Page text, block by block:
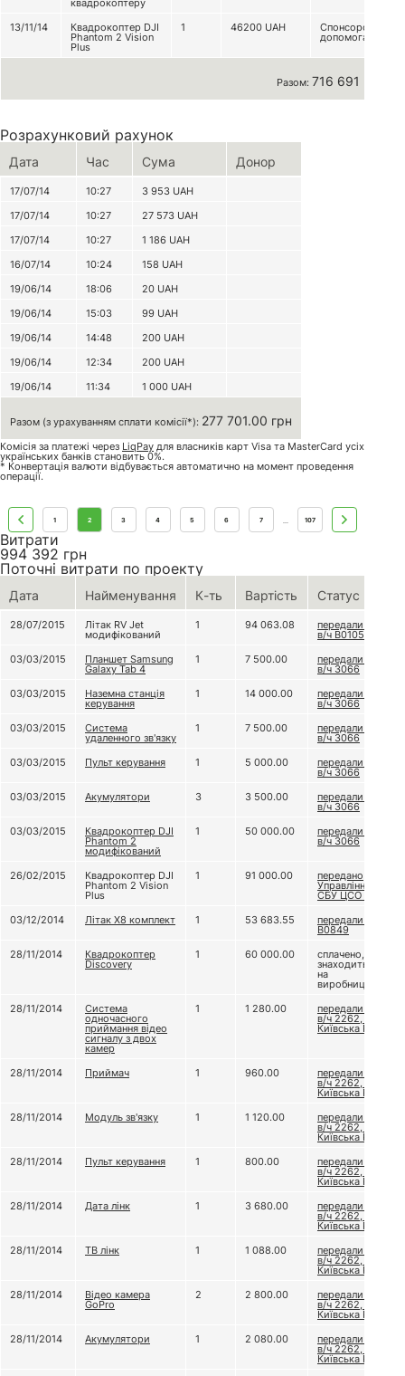
квадрокоптеру
13/11/14
Квадрокоптер DJI
Phantom 2 Vision
Plus
1 46200 UAH Спонсорська
допомога
Разом: 716 691 грн
Розрахунковий рахунок
Дата Час Сума Донор
17/07/14 10:27 3 953 UAH
17/07/14
10:27 27 573 UAH
17/07/14
10:27 1 186 UAH
16/07/14
10:24 158 UAH
19/06/14
18:06 20 UAH
19/06/14
15:03 99 UAH
19/06/14
14:48 200 UAH
19/06/14
12:34 200 UAH
19/06/14
11:34 1 000 UAH
Разом (з урахуванням сплати комісії*): 277 701.00 грн
Комісія за платежі через LiqPay для власників карт Visa та MasterCard усіх
українських банків становить 0%.
* Конвертація валюти відбувається автоматично на момент проведення
операції.
1 2 3 4 5 6 7 107
Витрати
994 392 грн
Поточні витрати по проекту
Дата Найменування К-ть Вартість Статус
28/07/2015 Літак RV Jet
модифікований
1 94 063.08 передали до
в/ч В0105
03/03/2015
Планшет Samsung
Galaxy Tab 4
1 7 500.00 передали до
в/ч 3066
03/03/2015
Наземна станція
керування
1 14 000.00 передали до
в/ч 3066
03/03/2015
Система
удаленного зв'язку
1 7 500.00 передали до
в/ч 3066
03/03/2015
Пульт керування 1 5 000.00 передали до
в/ч 3066
03/03/2015
Акумулятори 3 3 500.00 передали до
в/ч 3066
03/03/2015
Квадрокоптер DJI
Phantom 2
модифікований
1 50 000.00 передали до
в/ч 3066
26/02/2015 Квадрокоптер DJI
Phantom 2 Vision
Plus
1 91 000.00 передано
Управлінню
СБУ ЦСО "А"
03/12/2014
Літак Х8 комплект 1 53 683.55 передали В/Ч
В0849
28/11/2014
Квадрокоптер
Discovery
1 60 000.00 сплачено,
знаходиться
на
виробництві
28/11/2014
Система
одночасного
приймання відео
сигналу з двох
камер
1 1 280.00 передали до
в/ч 2262, бат.
Київська Русь
28/11/2014 Приймач 1 960.00 передали до
в/ч 2262, бат.
Київська Русь
28/11/2014
Модуль зв'язку 1 1 120.00 передали до
в/ч 2262, бат.
Київська Русь
28/11/2014
Пульт керування 1 800.00 передали до
в/ч 2262, бат.
Київська Русь
28/11/2014
Дата лінк 1 3 680.00 передали до
в/ч 2262, бат.
Київська Русь
28/11/2014
ТВ лінк 1 1 088.00 передали до
в/ч 2262, бат.
Київська Русь
28/11/2014
Відео камера
GoPro
2 2 800.00 передали до
в/ч 2262, бат.
Київська Русь
28/11/2014
Акумулятори 1 2 080.00 передали до
в/ч 2262, бат.
Київська Русь